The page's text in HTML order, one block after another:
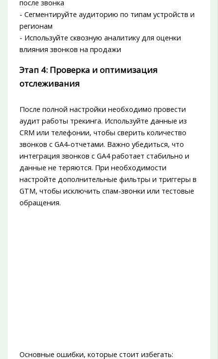
после звонка
- Сегментируйте аудиторию по типам устройств и
регионам
- Используйте сквозную аналитику для оценки
влияния звонков на продажи
Этап 4: Проверка и оптимизация
отслеживания
После полной настройки необходимо провести
аудит работы трекинга. Используйте данные из
CRM или телефонии, чтобы сверить количество
звонков с GA4-отчетами. Важно убедиться, что
интеграция звонков с GA4 работает стабильно и
данные не теряются. При необходимости
настройте дополнительные фильтры и триггеры в
GTM, чтобы исключить спам-звонки или тестовые
обращения.
Основные ошибки, которые стоит избегать: